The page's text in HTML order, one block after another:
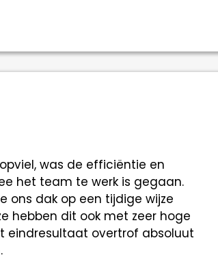
was de efficiëntie en
het team te werk is gegaan.
ons dak op een tijdige wijze
hebben dit ook met zeer hoge
eindresultaat overtrof absoluut